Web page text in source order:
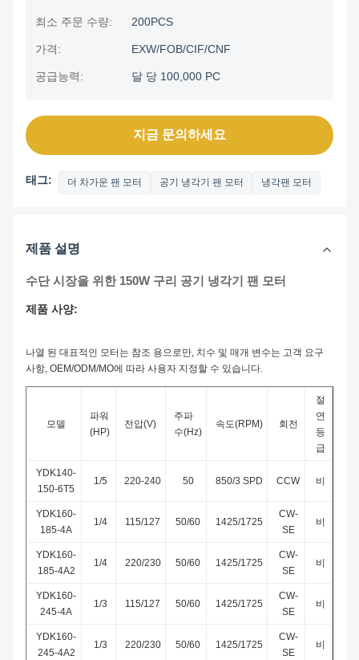
최소 주문 수량: 200PCS
가격: EXW/FOB/CIF/CNF
공급능력: 달 당 100,000 PC
지금 문의하세요
태그: 더 차가운 팬 모터 공기 냉각기 팬 모터 냉각팬 모터
제품 설명
수단 시장을 위한 150W 구리 공기 냉각기 팬 모터
제품 사양:
나열 된 대표적인 모터는 참조 용으로만, 치수 및 매개 변수는 고객 요구
사항, OEM/ODM/MO에 따라 사용자 지정할 수 있습니다.
모델
파워
(HP)
전압(V)
주파
수(Hz)
속도(RPM) 회전
절
연
등
급
YDK140-
150-6T5
1/5 220-240 50 850/3 SPD CCW 비
YDK160-
185-4A
1/4 115/127 50/60 1425/1725
CW-
SE
비
YDK160-
185-4A2
1/4 220/230 50/60 1425/1725
CW-
SE
비
YDK160-
245-4A
1/3 115/127 50/60 1425/1725
CW-
SE
비
YDK160-
245-4A2
1/3 220/230 50/60 1425/1725
CW-
SE
비